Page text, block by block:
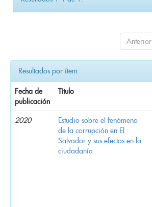
Anterior
Resultados por ítem:
Fecha de
publicación
Título
2020
Estudio sobre el fenómeno
de la corrupción en El
Salvador y sus efectos en la
ciudadanía